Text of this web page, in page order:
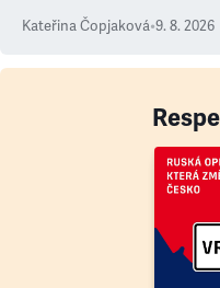
Kateřina Čopjaková•9. 8. 2026